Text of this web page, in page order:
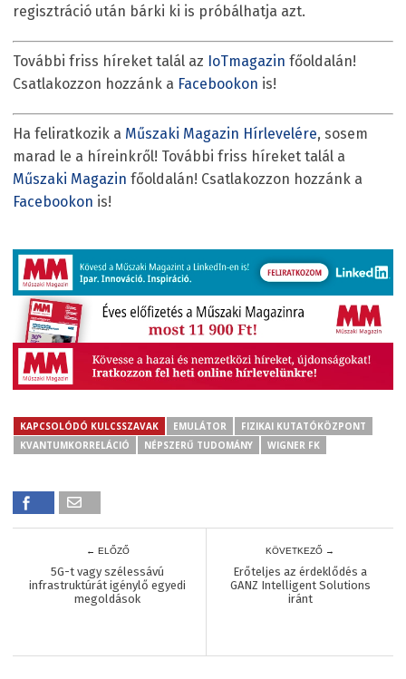
regisztráció után bárki ki is próbálhatja azt.
További friss híreket talál az IoTmagazin főoldalán!
Csatlakozzon hozzánk a Facebookon is!
Ha feliratkozik a Műszaki Magazin Hírlevelére, sosem
marad le a híreinkről! További friss híreket talál a
Műszaki Magazin főoldalán! Csatlakozzon hozzánk a
Facebookon is!
KAPCSOLÓDÓ KULCSSZAVAK EMULÁTOR
FIZIKAI KUTATÓKÖZPONT
KVANTUMKORRELÁCIÓ
NÉPSZERŰ TUDOMÁNY WIGNER FK
← ELŐZŐ
5G-t vagy szélessávú
infrastruktúrát igénylő egyedi
megoldások
KÖVETKEZŐ →
Erőteljes az érdeklődés a
GANZ Intelligent Solutions
iránt